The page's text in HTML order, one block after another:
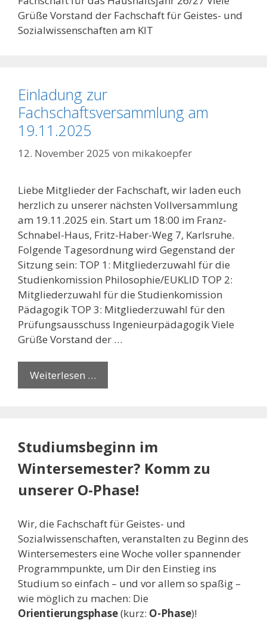
Grüße Vorstand der Fachschaft für Geistes- und
Sozialwissenschaften am KIT
Einladung zur
Fachschaftsversammlung am
19.11.2025
12. November 2025 von mikakoepfer
Liebe Mitglieder der Fachschaft, wir laden euch
herzlich zu unserer nächsten Vollversammlung
am 19.11.2025 ein. Start um 18:00 im Franz-
Schnabel-Haus, Fritz-Haber-Weg 7, Karlsruhe.
Folgende Tagesordnung wird Gegenstand der
Sitzung sein: TOP 1: Mitgliederzuwahl für die
Studienkomission Philosophie/EUKLID TOP 2:
Mitgliederzuwahl für die Studienkomission
Pädagogik TOP 3: Mitgliederzuwahl für den
Prüfungsausschuss Ingenieur­pädagogik Viele
Grüße Vorstand der …
Weiterlesen …
Studiumsbeginn im
Wintersemester? Komm zu
unserer O-Phase!
Wir, die Fachschaft für Geistes- und
Sozialwissenschaften, veranstalten zu Beginn des
Wintersemesters eine Woche voller spannender
Programmpunkte, um Dir den Einstieg ins
Studium so einfach – und vor allem so spaßig –
wie möglich zu machen: Die
Orientierungsphase(kurz: O-Phase)!